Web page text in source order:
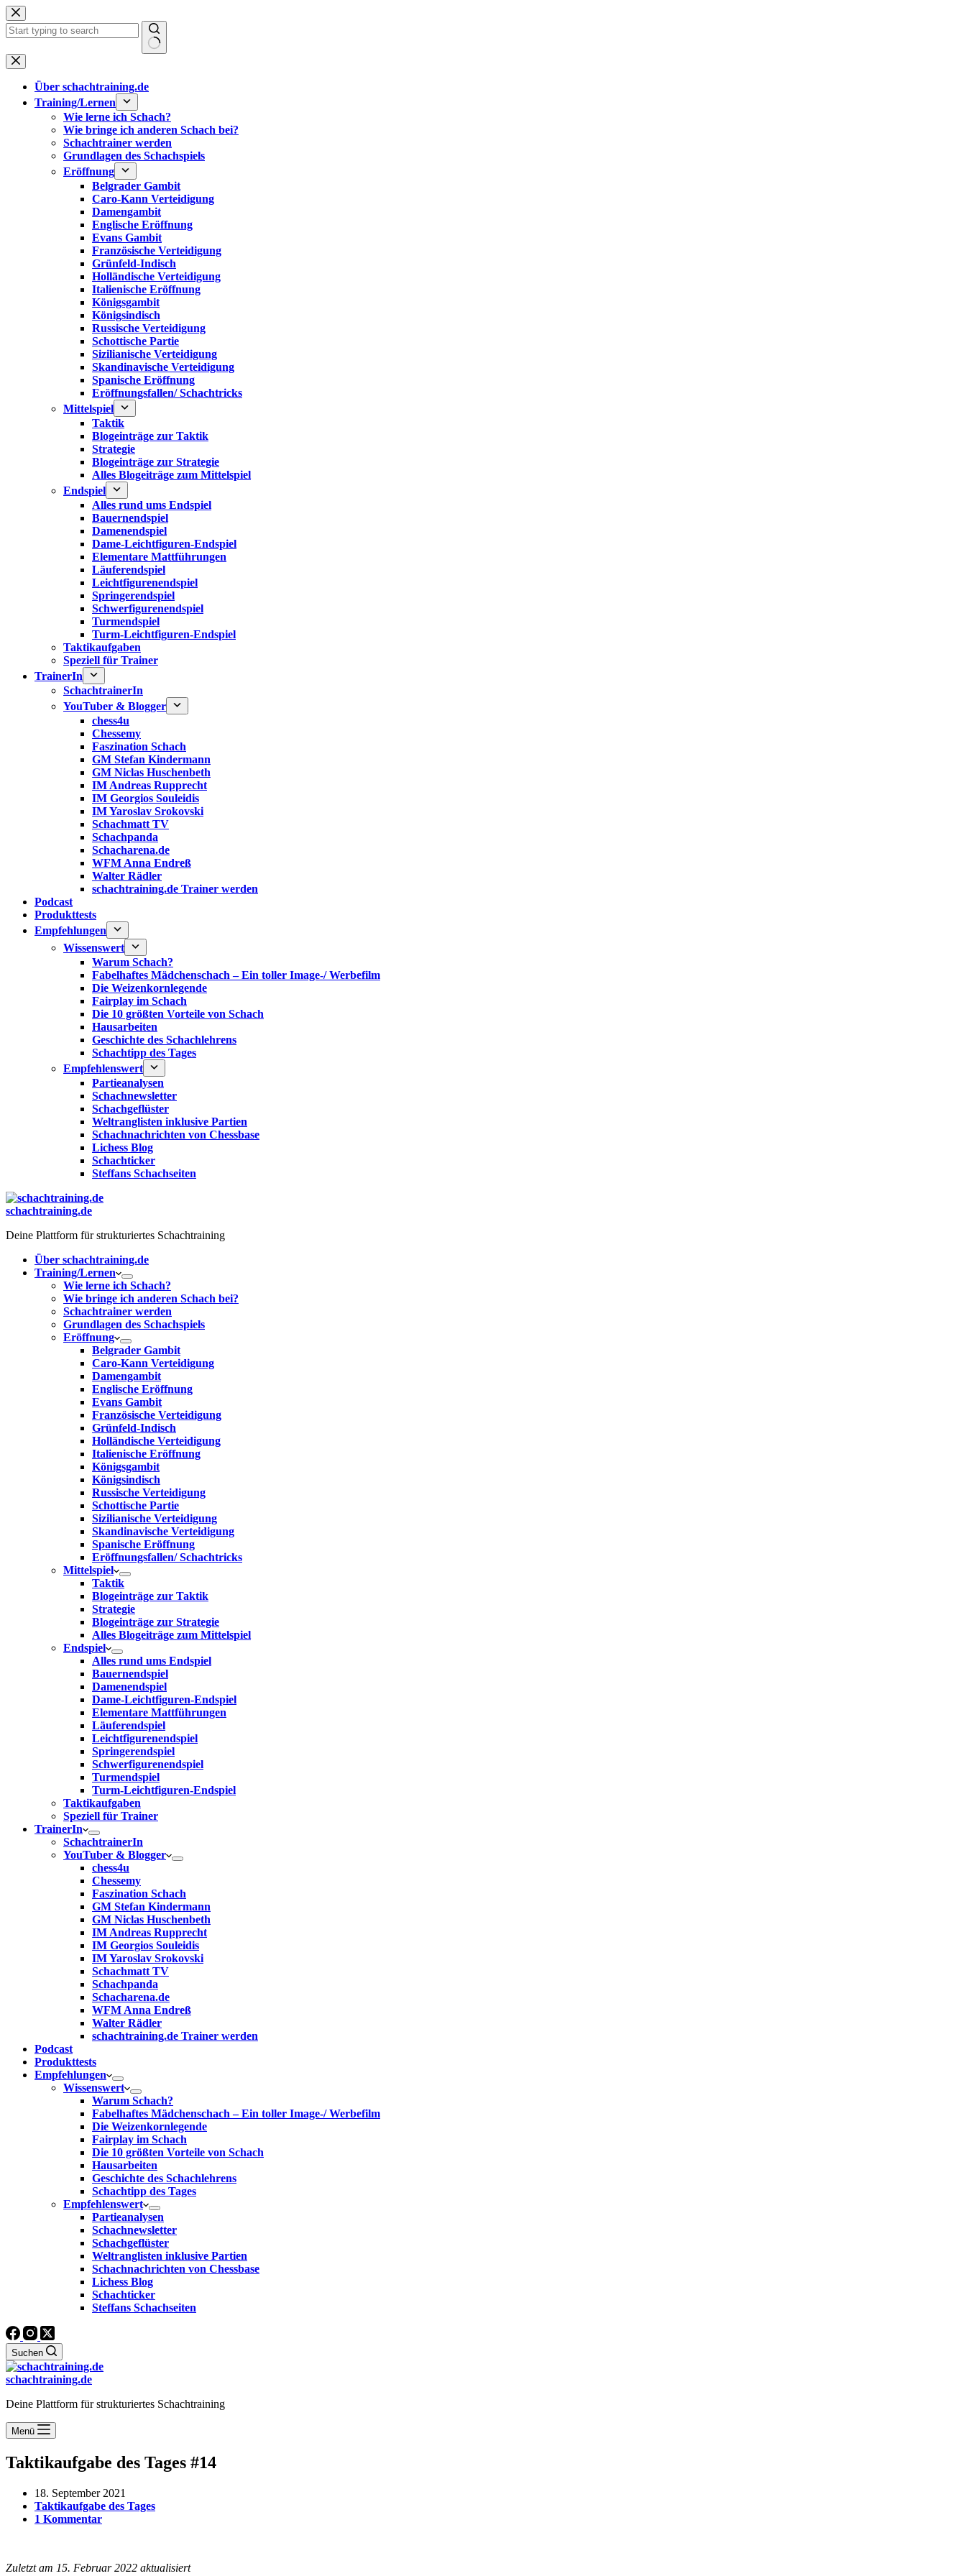
Zum
Inhalt
springen
Keine
Ergebnisse
Über schachtraining.de
Training/Lernen
Wie lerne ich Schach?
Wie bringe ich anderen Schach bei?
Schachtrainer werden
Grundlagen des Schachspiels
Eröffnung
Belgrader Gambit
Caro-Kann Verteidigung
Damengambit
Englische Eröffnung
Evans Gambit
Französische Verteidigung
Grünfeld-Indisch
Holländische Verteidigung
Italienische Eröffnung
Königsgambit
Königsindisch
Russische Verteidigung
Schottische Partie
Sizilianische Verteidigung
Skandinavische Verteidigung
Spanische Eröffnung
Eröffnungsfallen/ Schachtricks
Mittelspiel
Taktik
Blogeinträge zur Taktik
Strategie
Blogeinträge zur Strategie
Alles Blogeiträge zum Mittelspiel
Endspiel
Alles rund ums Endspiel
Bauernendspiel
Damenendspiel
Dame-Leichtfiguren-Endspiel
Elementare Mattführungen
Läuferendspiel
Leichtfigurenendspiel
Springerendspiel
Schwerfigurenendspiel
Turmendspiel
Turm-Leichtfiguren-Endspiel
Taktikaufgaben
Speziell für Trainer
TrainerIn
SchachtrainerIn
YouTuber & Blogger
chess4u
Chessemy
Faszination Schach
GM Stefan Kindermann
GM Niclas Huschenbeth
IM Andreas Rupprecht
IM Georgios Souleidis
IM Yaroslav Srokovski
Schachmatt TV
Schachpanda
Schacharena.de
WFM Anna Endreß
Walter Rädler
schachtraining.de Trainer werden
Podcast
Produkttests
Empfehlungen
Wissenswert
Warum Schach?
Fabelhaftes Mädchenschach – Ein toller Image-/ Werbefilm
Die Weizenkornlegende
Fairplay im Schach
Die 10 größten Vorteile von Schach‎
Hausarbeiten
Geschichte des Schachlehrens
Schachtipp des Tages
Empfehlenswert
Partieanalysen
Schachnewsletter
Schachgeflüster
Weltranglisten inklusive Partien
Schachnachrichten von Chessbase
Lichess Blog
Schachticker
Steffans Schachseiten
schachtraining.de
Deine Plattform für strukturiertes Schachtraining
Über schachtraining.de
Training/Lernen
Wie lerne ich Schach?
Wie bringe ich anderen Schach bei?
Schachtrainer werden
Grundlagen des Schachspiels
Eröffnung
Belgrader Gambit
Caro-Kann Verteidigung
Damengambit
Englische Eröffnung
Evans Gambit
Französische Verteidigung
Grünfeld-Indisch
Holländische Verteidigung
Italienische Eröffnung
Königsgambit
Königsindisch
Russische Verteidigung
Schottische Partie
Sizilianische Verteidigung
Skandinavische Verteidigung
Spanische Eröffnung
Eröffnungsfallen/ Schachtricks
Mittelspiel
Taktik
Blogeinträge zur Taktik
Strategie
Blogeinträge zur Strategie
Alles Blogeiträge zum Mittelspiel
Endspiel
Alles rund ums Endspiel
Bauernendspiel
Damenendspiel
Dame-Leichtfiguren-Endspiel
Elementare Mattführungen
Läuferendspiel
Leichtfigurenendspiel
Springerendspiel
Schwerfigurenendspiel
Turmendspiel
Turm-Leichtfiguren-Endspiel
Taktikaufgaben
Speziell für Trainer
TrainerIn
SchachtrainerIn
YouTuber & Blogger
chess4u
Chessemy
Faszination Schach
GM Stefan Kindermann
GM Niclas Huschenbeth
IM Andreas Rupprecht
IM Georgios Souleidis
IM Yaroslav Srokovski
Schachmatt TV
Schachpanda
Schacharena.de
WFM Anna Endreß
Walter Rädler
schachtraining.de Trainer werden
Podcast
Produkttests
Empfehlungen
Wissenswert
Warum Schach?
Fabelhaftes Mädchenschach – Ein toller Image-/ Werbefilm
Die Weizenkornlegende
Fairplay im Schach
Die 10 größten Vorteile von Schach‎
Hausarbeiten
Geschichte des Schachlehrens
Schachtipp des Tages
Empfehlenswert
Partieanalysen
Schachnewsletter
Schachgeflüster
Weltranglisten inklusive Partien
Schachnachrichten von Chessbase
Lichess Blog
Schachticker
Steffans Schachseiten
Suchen
schachtraining.de
Deine Plattform für strukturiertes Schachtraining
Menü
Taktikaufgabe des Tages #14
18. September 2021
Taktikaufgabe des Tages
1 Kommentar
Zuletzt am 15. Februar 2022 aktualisiert